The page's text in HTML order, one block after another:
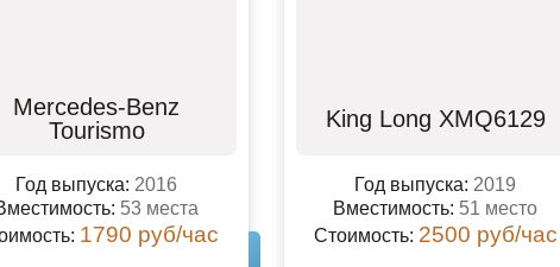
Mercedes-Benz
Tourismo
Год выпуска: 2016
53 места
1790 руб/час
King Long XMQ6129
Год выпуска: 2019
Вместимость: 51 место
Стоимость: 2500 руб/час